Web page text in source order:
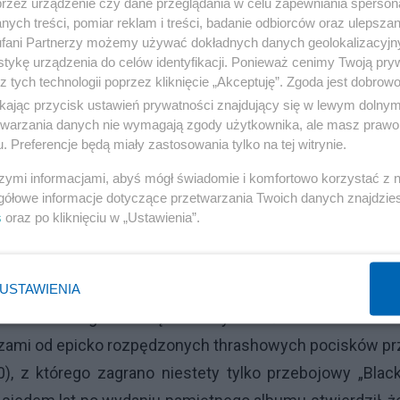
dzierżył polskojęzyczną wersję nazwy.
podczas którego zacząłem na całego
że było głośno ale to tylko pozory). Nowy
są wykonania utworów z przełomu lat 80./
(nie mylić z zniewieściałym; bo dynamiczności i
nowościami i z wokalistą, który na wszelki wypadek
atmosfera, na co wpływ ma urok miejsca.
obowiązku i aby oddać klimat
od epicko rozpędzonych thrashowych pocisków
z którego zagrano niestety tylko przebojowy „Black
treści, pomiar reklam i treści, badanie odbiorców oraz
Partnerzy możemy używać dokładnych danych
urządzenia do celów identyfikacji. Ponieważ cenimy Twoją
tych technologii poprzez kliknięcie „Akceptuję”. Zgoda jest
przycisk ustawień prywatności znajdujący się w lewym
danych nie wymagają zgody użytkownika, ale masz
Preferencje będą miały zastosowania tylko na tej witrynie.
informacjami, abyś mógł świadomie i komfortowo korzystać z
informacje dotyczące przetwarzania Twoich danych
oraz po kliknięciu w „Ustawienia”.
USTAWIENIA